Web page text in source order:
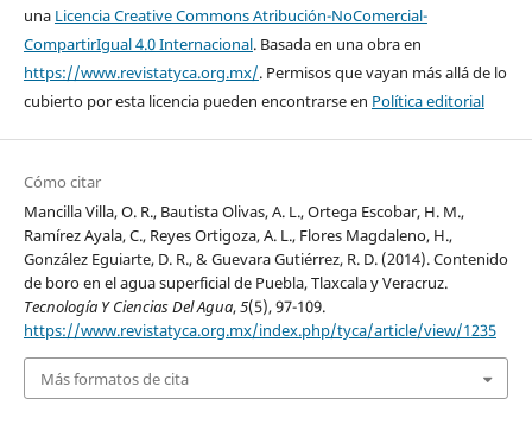
una Licencia Creative Commons Atribución-NoComercial-
CompartirIgual 4.0 Internacional. Basada en una obra en
https://www.revistatyca.org.mx/. Permisos que vayan más allá de lo
cubierto por esta licencia pueden encontrarse en Política editorial
Cómo citar
Mancilla Villa, O. R., Bautista Olivas, A. L., Ortega Escobar, H. M.,
Ramírez Ayala, C., Reyes Ortigoza, A. L., Flores Magdaleno, H.,
González Eguiarte, D. R., & Guevara Gutiérrez, R. D. (2014). Contenido
de boro en el agua superficial de Puebla, Tlaxcala y Veracruz.
Tecnología Y Ciencias Del Agua,5(5), 97-109.
https://www.revistatyca.org.mx/index.php/tyca/article/view/1235
Más formatos de cita